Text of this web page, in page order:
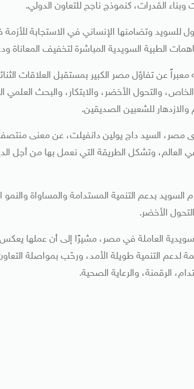
القدرات، كنموذج ناجح للتعاون الدولي.
للسويد وتضامنها الإنساني في الاستجابة
الطبية السويدية المباشرة لتخفيف المعاناة
معبراً عن تفاؤل مصر الكبير بمستقبل العلاقات
والتحول الأخضر، والابتكار، والبحث العلمي
للشعبين الصديقين.
السيد داج يولين دانفيلت، عن معنى منتصف
العالم، وتشكل الطريقة التي نعمل بها من أجل
السويد بدعم التنمية المستدامة والمساواة
الأخضر.
العاملة في مصر، مشيرًا إلى أن عملها
التنمية طويلة الأمد، ورحّب بمواصلة
الرقمنة، والرعاية الصحية.